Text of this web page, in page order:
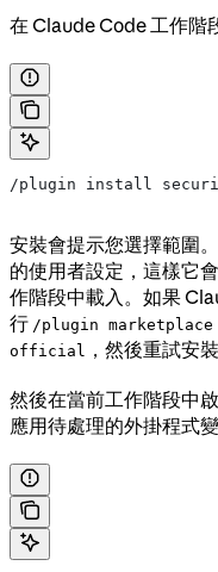
在 Claude Code 工作階
/plugin install
安裝會提示您選擇範圍
的使用者設定，這樣它
作階段中載入。如果
行 /plugin
official ，然後重試安裝
然後在當前工作階段中
應用待處理的外掛程式